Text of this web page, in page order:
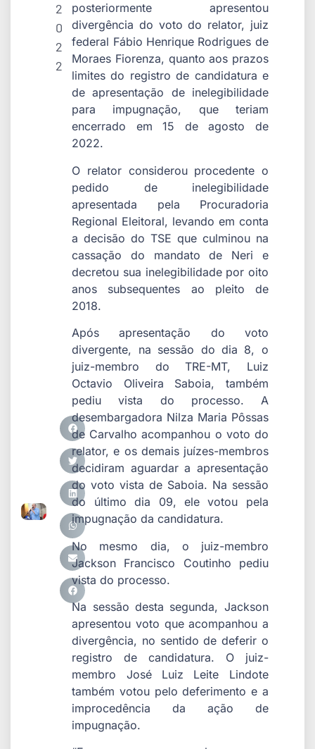
2
0
2
2
posteriormente apresentou
divergência do voto do relator, juiz
federal Fábio Henrique Rodrigues de
Moraes Fiorenza, quanto aos prazos
limites do registro de candidatura e
de apresentação de inelegibilidade
para impugnação, que teriam
encerrado em 15 de agosto de
2022.
O relator considerou procedente o
pedido de inelegibilidade
apresentada pela Procuradoria
Regional Eleitoral, levando em conta
a decisão do TSE que culminou na
cassação do mandato de Neri e
decretou sua inelegibilidade por oito
anos subsequentes ao pleito de
2018.
Após apresentação do voto
divergente, na sessão do dia 8, o
juiz-membro do TRE-MT, Luiz
Octavio Oliveira Saboia, também
pediu vista do processo. A
desembargadora Nilza Maria Pôssas
de Carvalho acompanhou o voto do
relator, e os demais juízes-membros
decidiram aguardar a apresentação
do voto vista de Saboia. Na sessão
do último dia 09, ele votou pela
impugnação da candidatura.
No mesmo dia, o juiz-membro
Jackson Francisco Coutinho pediu
vista do processo.
Na sessão desta segunda, Jackson
apresentou voto que acompanhou a
divergência, no sentido de deferir o
registro de candidatura. O juiz-
membro José Luiz Leite Lindote
também votou pelo deferimento e a
improcedência da ação de
impugnação.